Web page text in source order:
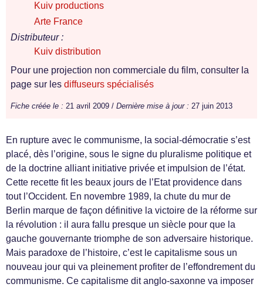
Kuiv productions
Arte France
Distributeur :
Kuiv distribution
Pour une projection non commerciale du film, consulter la
page sur les diffuseurs spécialisés
Fiche créée le : 21 avril 2009 / Dernière mise à jour : 27 juin 2013
En rupture avec le communisme, la social-démocratie s’est
placé, dès l’origine, sous le signe du pluralisme politique et
de la doctrine alliant initiative privée et impulsion de l’état.
Cette recette fit les beaux jours de l’Etat providence dans
tout l’Occident. En novembre 1989, la chute du mur de
Berlin marque de façon définitive la victoire de la réforme sur
la révolution : il aura fallu presque un siècle pour que la
gauche gouvernante triomphe de son adversaire historique.
Mais paradoxe de l’histoire, c’est le capitalisme sous un
nouveau jour qui va pleinement profiter de l’effondrement du
communisme. Ce capitalisme dit anglo-saxonne va imposer